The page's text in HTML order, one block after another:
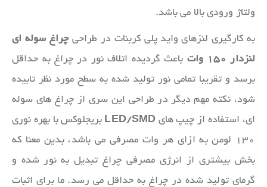
ولتاژ ورودی بالا می باشد.
به کارگیری لنزهای واید پلی کربنات در طراحیچراغ سوله ای
لنزدار ۱۵۰ وات
باعث گردیده اتلاف نور در چراغ به حداقل
برسد و تقریبا تمامی نور تولید شده به سطح مورد نظر تابیده
شود، نکته مهم دیگر در طراحی این سری از چراغ های سوله
ای، استفاده از چیپ های LED/SMD بریجلوکس با بهره نوری
۱۳۰ لومن به ازای هر وات مصرفی می باشد، بدین معنا که
بخش بیشتری از انرژی مصرفی چراغ تبدیل به نور شده و
گرمای تولید شده در چراغ به حداقل می رسد. ما برای اثبات